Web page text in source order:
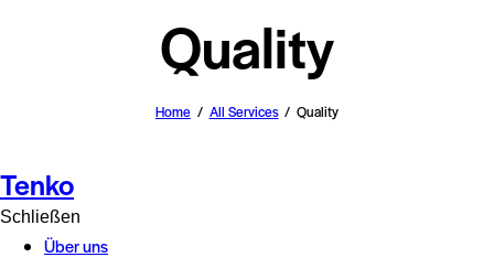
Quality
Home All Services Quality
Tenko
Schließen
Über uns